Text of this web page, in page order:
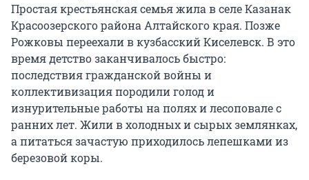
Простая крестьянская семья жила в селе Казанак
Красоозерского района Алтайского края. Позже
Рожковы переехали в кузбасский Киселевск. В это
время детство заканчивалось быстро:
последствия гражданской войны и
коллективизация породили голод и
изнурительные работы на полях и лесоповале с
ранних лет. Жили в холодных и сырых землянках,
а питаться зачастую приходилось лепешками из
березовой коры.